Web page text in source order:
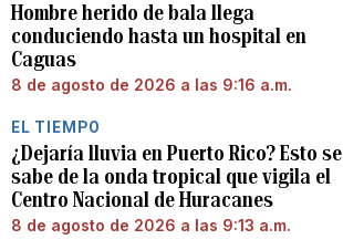
Hombre herido de bala llega
conduciendo hasta un hospital en
Caguas
8 de agosto de 2026 a las 9:16 a.m.
EL TIEMPO
¿Dejaría lluvia en Puerto Rico? Esto se
sabe de la onda tropical que vigila el
Centro Nacional de Huracanes
8 de agosto de 2026 a las 9:13 a.m.